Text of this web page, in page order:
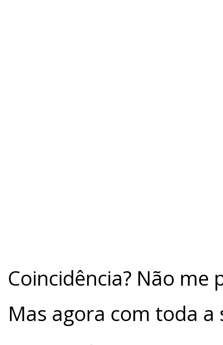
Coincidência? Não me
Mas agora com toda a